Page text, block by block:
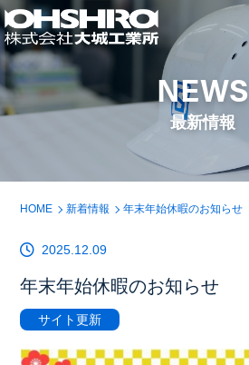
NEWS
最新情報
HOME 新着情報 年末年始休暇のお知らせ
2025.12.09
年末年始休暇のお知らせ
サイト更新